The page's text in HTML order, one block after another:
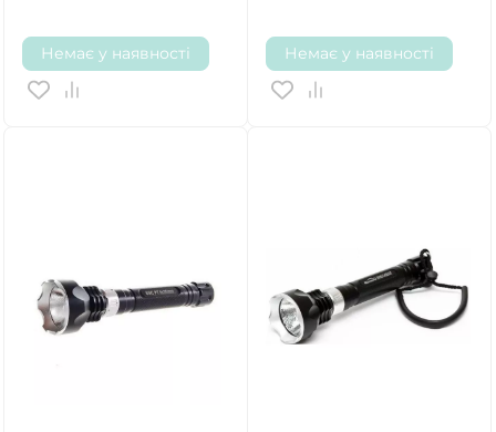
Немає у наявності Немає у наявності